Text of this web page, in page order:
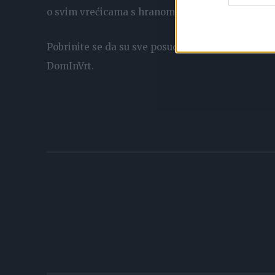
o svim vrećicama s hranom koje pohranjujete
Pobrinite se da su sve posude i vrećice s
DomInVrt.